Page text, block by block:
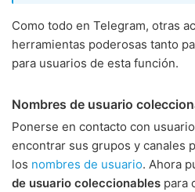
Como todo en Telegram, otras
herramientas poderosas tanto
para usuarios de esta función.
Nombres de usuario
Ponerse en contacto con
encontrar sus grupos y canales
los nombres de usuario. Ahora
de usuario coleccionables para